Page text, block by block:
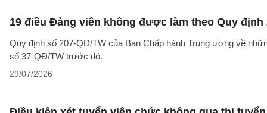
19 điều Đảng viên không được làm theo Quy định
Quy định số 207-QĐ/TW của Ban Chấp hành Trung ương về
số 37-QĐ/TW trước đó.
29/07/2026